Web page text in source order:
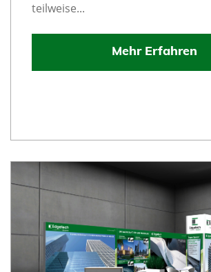
teilweise...
Mehr Erfahren